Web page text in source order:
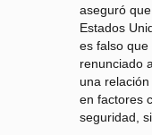
aseguró
Estados
es falso que
renunciado
una
en factores
seguridad,